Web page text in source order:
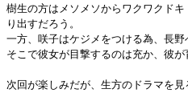
樹生の方はメソメソからワクワクド
り出すだろう。
一方、咲子はケジメをつける為、長野
そこで彼女が目撃するのは充か、彼が
次回が楽しみだが、生方のドラマを見